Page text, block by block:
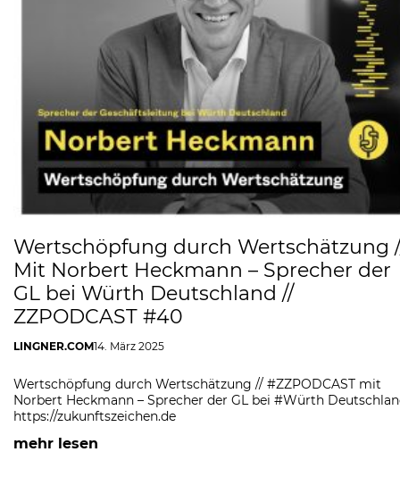
Wertschöpfung durch Wertschätzung
Mit Norbert Heckmann – Sprecher der
GL bei Würth Deutschland //
ZZPODCAST #40
LINGNER.COM14. März 2025
Wertschöpfung durch Wertschätzung // #ZZPODCAST mit
Norbert Heckmann – Sprecher der GL bei #Würth
https://zukunftszeichen.de
mehr lesen